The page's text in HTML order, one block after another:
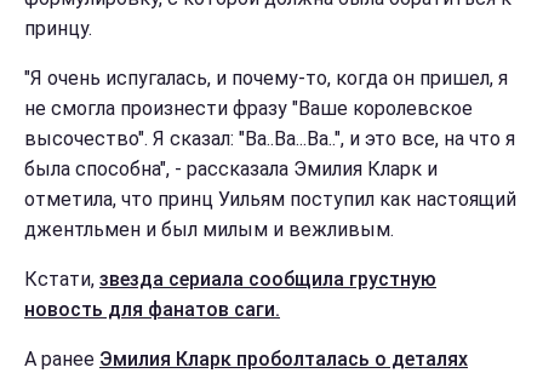
принцу.
"Я очень испугалась, и почему-то, когда он пришел, я
не смогла произнести фразу "Ваше королевское
высочество". Я сказал: "Ва..Ва...Ва..", и это все, на что я
была способна", - рассказала Эмилия Кларк и
отметила, что принц Уильям поступил как настоящий
джентльмен и был милым и вежливым.
Кстати, звезда сериала сообщила грустную
новость для фанатов саги.
А ранее Эмилия Кларк проболталась о деталях